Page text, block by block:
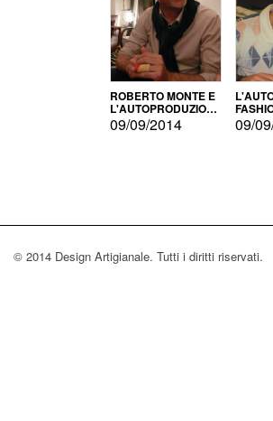
ROBERTO MONTE E
L'AUTOPRODUZIONE
CON IL CENSIMENTO
09/09/2014 09/
© 2014 Design Artigianale. Tutti i diritti riservati.